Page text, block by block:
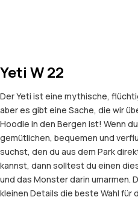
Yeti W 22
Der Yeti ist eine mythische,
aber es gibt eine Sache, die wir
Hoodie in den Bergen ist! Wenn
gemütlichen, bequemen und
suchst, den du aus dem Park
kannst, dann solltest du einen
und das Monster darin umarmen.
kleinen Details die beste Wahl